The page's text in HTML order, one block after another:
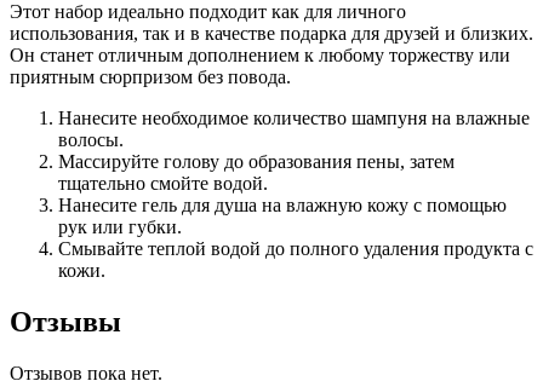
Этот набор идеально подходит как для личного
использования, так и в качестве подарка для друзей и близких.
Он станет отличным дополнением к любому торжеству или
приятным сюрпризом без повода.
Нанесите необходимое количество шампуня на влажные
волосы.
Массируйте голову до образования пены, затем
тщательно смойте водой.
Нанесите гель для душа на влажную кожу с помощью
рук или губки.
Смывайте теплой водой до полного удаления продукта с
кожи.
Отзывы
Отзывов пока нет.